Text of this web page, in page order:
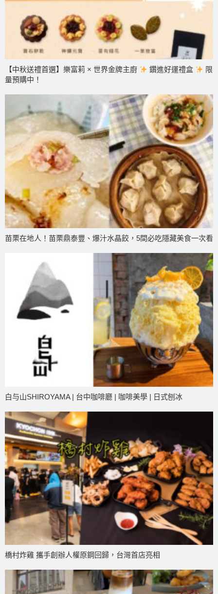
【中秋送禮首選】樂富莉 × 世界金牌主廚 鑽進好運禮盒
限
量預購中！
苗栗在地人！苗栗鼎泰豐、爆汁水晶餃，5間必吃隱藏美食一次看
白与山SHIROYAMA | 台中咖啡廳 | 咖啡美學 | 日式刨冰
橋村炸雞 攜手創辦人權原鋼回歸，台灣首店亮相